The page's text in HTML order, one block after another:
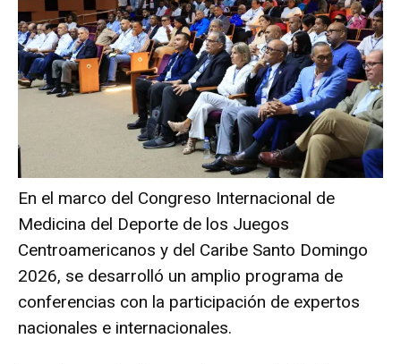
En el marco del Congreso Internacional de
Medicina del Deporte de los Juegos
Centroamericanos y del Caribe Santo Domingo
2026, se desarrolló un amplio programa de
conferencias con la participación de expertos
nacionales e internacionales.